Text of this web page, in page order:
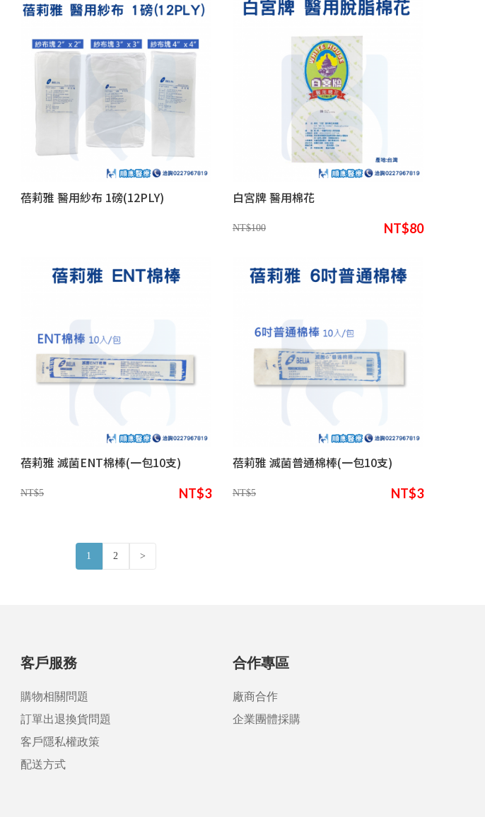
蓓莉雅 醫用紗布 1磅(12PLY) 白宮牌 醫用棉花
NT$100 NT$80
蓓莉雅 滅菌ENT棉棒(一包10支)
NT$5 NT$3
蓓莉雅 滅菌普通棉棒(一包10支)
NT$5 NT$3
1 2 >
客戶服務
購物相關問題
訂單出退換貨問題
客戶隱私權政策
配送方式
合作專區
廠商合作
企業團體採購